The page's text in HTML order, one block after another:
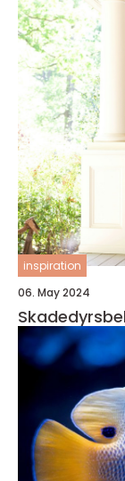
inspiration
06. May 2024